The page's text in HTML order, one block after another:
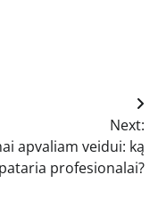
Next:
apvaliam veidui: ką
pataria profesionalai?